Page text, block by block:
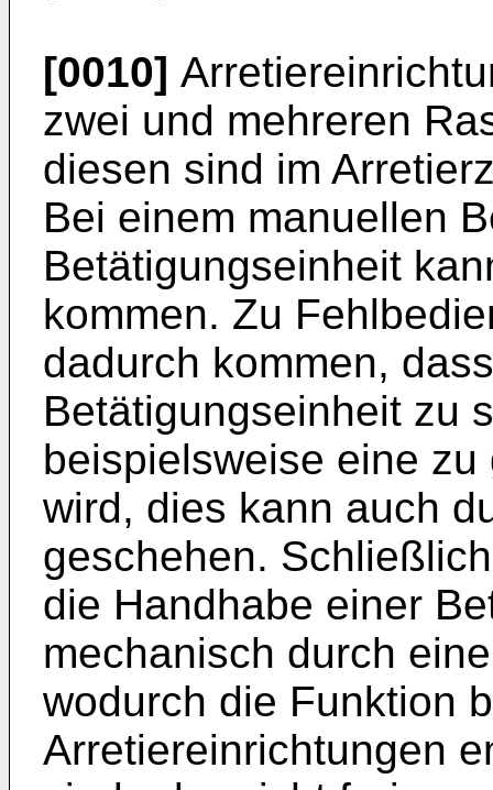
[0010]
zwei und mehreren
diesen sind im
Bei einem manuellen
Betätigungseinheit
kommen. Zu
dadurch kommen,
Betätigungseinheit zu
beispielsweise eine
wird, dies kann auch
geschehen.
die Handhabe einer
mechanisch durch
wodurch die Funktion
Arretiereinrichtungen